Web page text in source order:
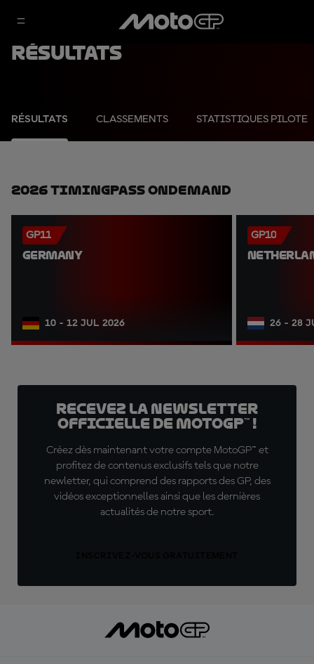
Résultats
RÉSULTATS CLASSEMENTS STATISTIQUES PILOTE
2026 TimingPass OnDemand
GP11
GERMANY
10 - 12 JUL 2026
GP10
26 - 28
Recevez la Newsletter
officielle de MotoGP™ !
Créez dès maintenant votre compte MotoGP™ et
profitez de contenus exclusifs tels que notre
newletter, qui comprend des rapports des GP, des
vidéos exceptionnelles ainsi que les dernières
actualités de notre sport.